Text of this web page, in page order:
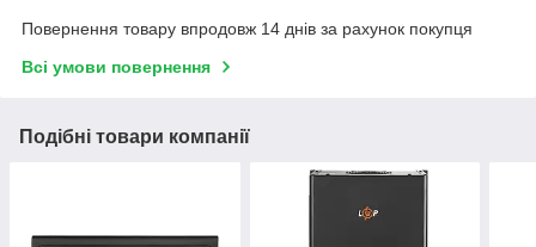
Повернення товару впродовж 14 днів за рахунок покупця
Всі умови повернення
Подібні товари компанії